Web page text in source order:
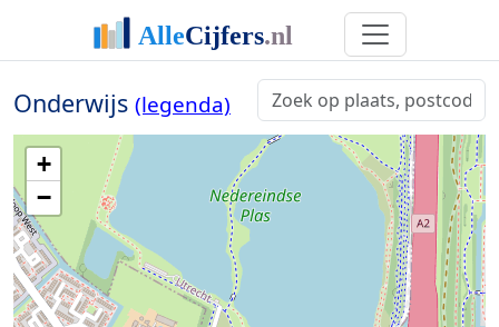
Onderwijs (legenda)
+
−